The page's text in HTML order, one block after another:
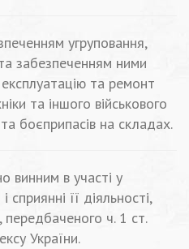
угруповання,
забезпеченням ними
та ремонт
та іншого військового
боєприпасів на складах.
винним в участі у
сприянні її діяльності,
передбаченого ч. 1 ст.
України.